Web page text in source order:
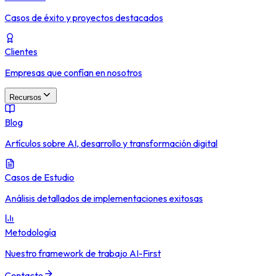
Casos de éxito y proyectos destacados
Clientes
Empresas que confían en nosotros
Recursos
Blog
Artículos sobre AI, desarrollo y transformación digital
Casos de Estudio
Análisis detallados de implementaciones exitosas
Metodología
Nuestro framework de trabajo AI-First